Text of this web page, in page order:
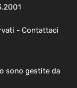
- Contattaci
sono gestite da